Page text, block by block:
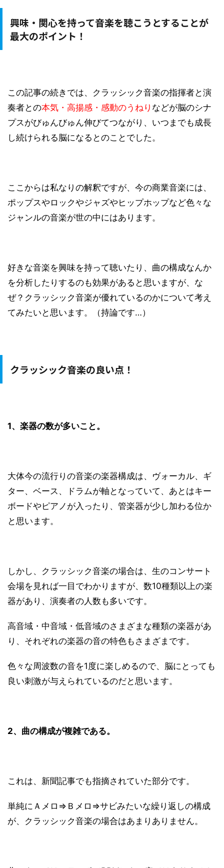
興味・関心を持って音楽を聴こうとすることが
最大のポイント！
この記事の続きでは、クラッシック音楽の指揮者と演
奏者との本気・高揚感・感動のうねり などが脳のシナ
プスがびゅんびゅん伸びてつながり、いつまでも成長
し続けられる脳になるとのことでした。
ここからは私なりの解釈ですが、今の商業音楽には、
ポップスやロックやジャズやヒップホップなど色々な
ジャンルの音楽が世の中にはあります。
好きな音楽を興味を持って聴いたり、曲の構成なんか
を分析したりするのも効果があると思いますが、な
ぜ？クラッシック音楽が優れているのかについて考え
てみたいと思います。（持論です…）
クラッシック音楽の良い点！
1、楽器の数が多いこと。
大体今の流行りの音楽の楽器構成は、ヴォーカル、ギ
ター、ベース、ドラムが軸となっていて、あとはキー
ボードやピアノが入ったり、管楽器が少し加わる位か
と思います。
しかし、クラッシック音楽の場合は、生のコンサート
会場を見れば一目でわかりますが、数10種類以上の楽
器があり、演奏者の人数も多いです。
高音域・中音域・低音域のさまざまな種類の楽器があ
り、それぞれの楽器の音の特色もさまざまです。
色々な周波数の音を1度に楽しめるので、脳にとっても
良い刺激が与えられているのだと思います。
2、曲の構成が複雑である。
これは、新聞記事でも指摘されていた部分です。
単純にＡメロ⇒Ｂメロ⇒サビみたいな繰り返しの構成
が、クラッシック音楽の場合はあまりありません。